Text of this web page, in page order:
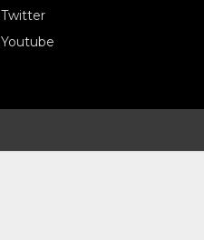
Twitter
Youtube